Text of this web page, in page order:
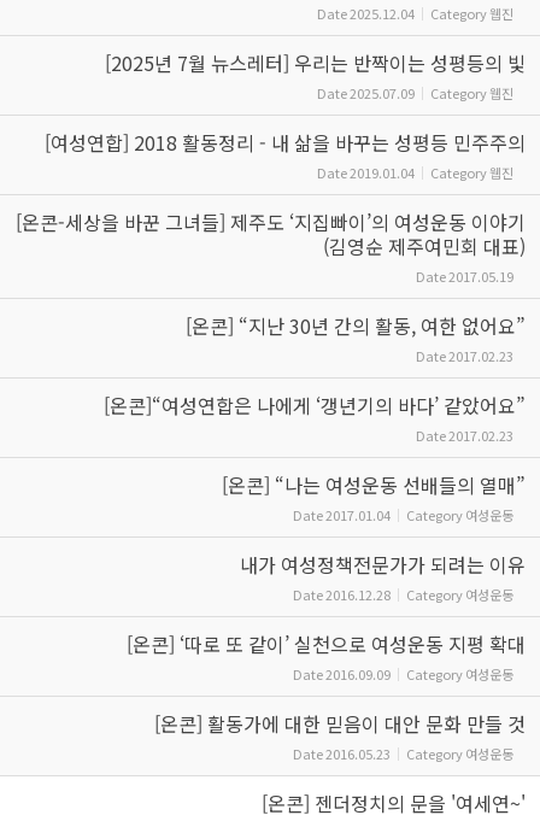
Date2025.12.04 Category웹진
[2025년 7월 뉴스레터] 우리는 반짝이는 성평등의 빛
Date2025.07.09 Category웹진
[여성연합] 2018 활동정리 - 내 삶을 바꾸는 성평등 민주주의
Date2019.01.04 Category웹진
[온콘-세상을 바꾼 그녀들] 제주도 ‘지집빠이’의 여성운동 이야기
(김영순 제주여민회 대표)
Date2017.05.19
[온콘] “지난 30년 간의 활동, 여한 없어요”
Date2017.02.23
[온콘]“여성연합은 나에게 ‘갱년기의 바다’ 같았어요”
Date2017.02.23
[온콘] “나는 여성운동 선배들의 열매”
Date2017.01.04 Category여성운동
내가 여성정책전문가가 되려는 이유
Date2016.12.28 Category여성운동
[온콘] ‘따로 또 같이’ 실천으로 여성운동 지평 확대
Date2016.09.09 Category여성운동
[온콘] 활동가에 대한 믿음이 대안 문화 만들 것
Date2016.05.23 Category여성운동
[온콘] 젠더정치의 문을 '여세연~'